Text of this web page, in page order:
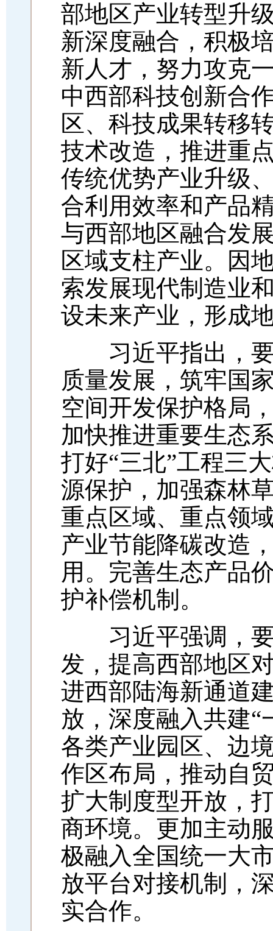
部地区产业转型升
新深度融合，积极
新人才，努力攻克
中西部科技创新合
区、科技成果转移
技术改造，推进重
传统优势产业升级
合利用效率和产品
与西部地区融合发
区域支柱产业。因
索发展现代制造业
设未来产业，形成
习近平指出，要
质量发展，筑牢国
空间开发保护格局
加快推进重要生态
打好“三北”工程三
源保护，加强森林
重点区域、重点领
产业节能降碳改造
用。完善生态产品
护补偿机制。
习近平强调，要
发，提高西部地区
进西部陆海新通道
放，深度融入共建“
各类产业园区、边
作区布局，推动自
扩大制度型开放，
商环境。更加主动
极融入全国统一大
放平台对接机制，
实合作。